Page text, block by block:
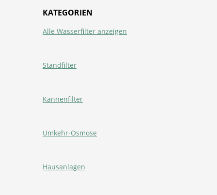
KATEGORIEN
Alle Wasserfilter anzeigen
Standfilter
Kannenfilter
Umkehr-Osmose
Hausanlagen